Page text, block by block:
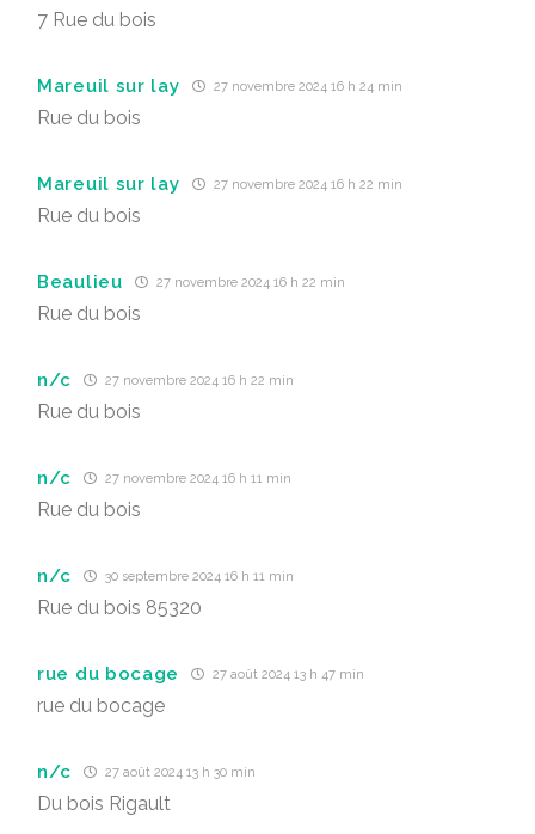
7 Rue du bois
Mareuil sur lay 27 novembre 2024 16 h 24 min
Rue du bois
Mareuil sur lay 27 novembre 2024 16 h 22 min
Rue du bois
Beaulieu 27 novembre 2024 16 h 22 min
Rue du bois
n/c 27 novembre 2024 16 h 22 min
Rue du bois
n/c 27 novembre 2024 16 h 11 min
Rue du bois
n/c 30 septembre 2024 16 h 11 min
Rue du bois 85320
rue du bocage 27 août 2024 13 h 47 min
rue du bocage
n/c 27 août 2024 13 h 30 min
Du bois Rigault